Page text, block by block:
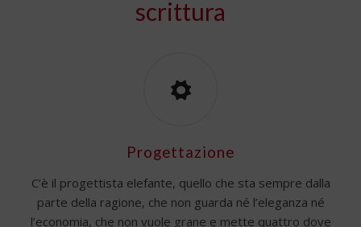
scrittura
Progettazione
C’è il progettista elefante, quello che sta sempre dalla
parte della ragione, che non guarda né l’eleganza né
l’economia, che non vuole grane e mette quattro dove